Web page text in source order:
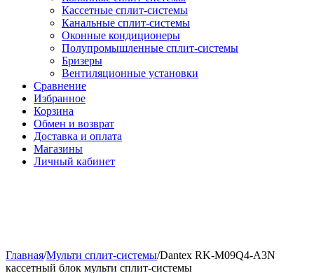
Кассетные сплит-системы
Канальные сплит-системы
Оконные кондиционеры
Полупромышленные сплит-системы
Бризеры
Вентиляционные установки
Сравнение
Избранное
Корзина
Обмен и возврат
Доставка и оплата
Магазины
Личный кабинет
Главная/Мульти сплит-системы/Dantex RK-M09Q4-A3N
кассетный блок мульти сплит-системы